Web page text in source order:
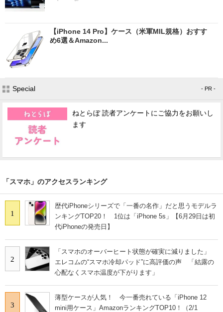
【iPhone 14 Pro】ケース（米軍MIL規格）おすす
め6選＆Amazon...
Special - PR -
ねとらぼ 読者アンケートにご協力をお願いし
ます
「スマホ」のアクセスランキング
1
歴代iPhoneシリーズで「一番の名作」だと思うモデルラ
ンキングTOP20！ 1位は「iPhone 5s」【6月29日は初
代iPhoneの発売日】
2
「スマホのオーバーヒート状態が確実に減りました」
エレコムの“スマホ冷却パッド”に高評価の声 「結露の
心配なくスマホ温度が下がります」
3
薄型ケースが人気！ 今一番売れている「iPhone 12
mini用ケース」AmazonランキングTOP10！（2/1